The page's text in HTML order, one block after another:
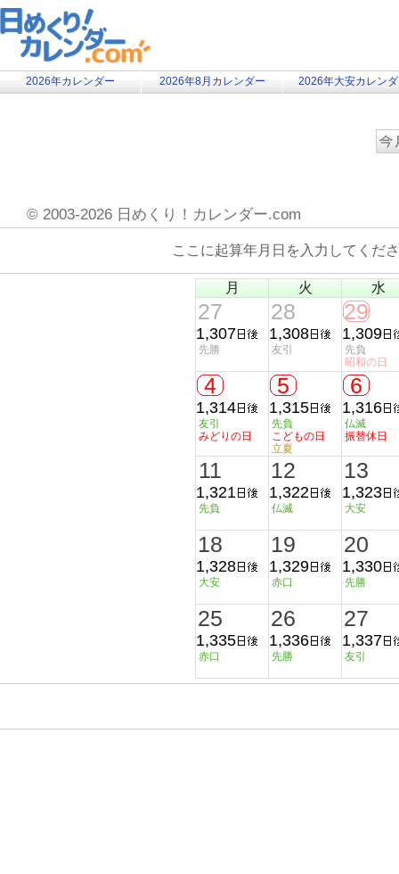
2026年カレンダー 2026年8月カレンダー 2026年大安カレン
© 2003-2026 日めくり！カレンダー.com
ここに起算年月日を入力してく
月 火 水
27
1,307
先勝
28
1,308
友引
29
1,309
先負
昭和の日
4
1,314
友引
みどりの日
5
1,315
先負
こどもの日
立夏
6
1,316
仏滅
振替休日
11
1,321
先負
12
1,322
仏滅
13
1,323
大安
18
1,328
大安
19
1,329
赤口
20
1,330
先勝
25
1,335
赤口
26
1,336
先勝
27
1,337
友引